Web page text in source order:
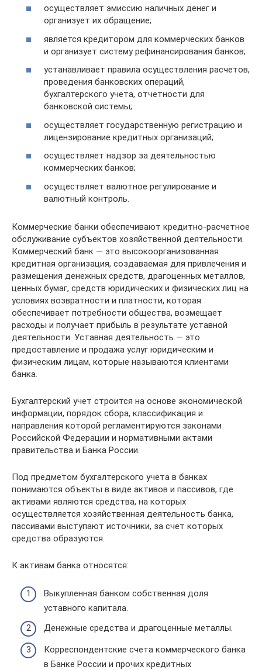
осуществляет эмиссию наличных денег и
организует их обращение;
является кредитором для коммерческих банков
и организует систему рефинансирования банков;
устанавливает правила осуществления расчетов,
проведения банковских операций,
бухгалтерского учета, отчетности для
банковской системы;
осуществляет государственную регистрацию и
лицензирование кредитных организаций;
осуществляет надзор за деятельностью
коммерческих банков;
осуществляет валютное регулирование и
валютный контроль.
Коммерческие банки обеспечивают кредитно-расчетное
обслуживание субъектов хозяйственной деятельности.
Коммерческий банк — это высокоорганизованная
кредитная организация, создаваемая для привлечения и
размещения денежных средств, драгоценных металлов,
ценных бумаг, средств юридических и физических лиц на
условиях возвратности и платности, которая
обеспечивает потребности общества, возмещает
расходы и получает прибыль в результате уставной
деятельности. Уставная деятельность — это
предоставление и продажа услуг юридическим и
физическим лицам, которые называются клиентами
банка.
Бухгалтерский учет строится на основе экономической
информации, порядок сбора, классификация и
направления которой регламентируются законами
Российской Федерации и нормативными актами
правительства и Банка России.
Под предметом бухгалтерского учета в банках
понимаются объекты в виде активов и пассивов, где
активами являются средства, на которых
осуществляется хозяйственная деятельность банка,
пассивами выступают источники, за счет которых
средства образуются.
К активам банка относятся:
Выкупленная банком собственная доля
уставного капитала.
Денежные средства и драгоценные металлы.
Корреспондентские счета коммерческого банка
в Банке России и прочих кредитных